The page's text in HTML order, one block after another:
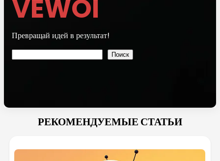
VEWOI
Превращай идей в результат!
Поиск
РЕКОМЕНДУЕМЫЕ СТАТЬИ